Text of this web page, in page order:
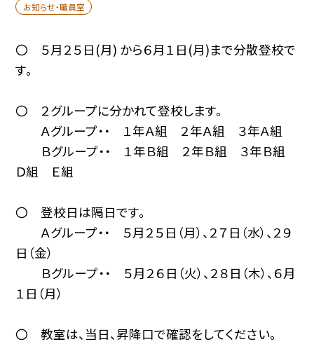
お知らせ・職員室
〇 ５月２５日(月) から６月１日(月)まで分散登校で
す。
〇 ２グループに分かれて登校します。
Ａグループ・・ １年Ａ組 ２年Ａ組 ３年Ａ組
Ｂグループ・・ １年Ｂ組 ２年Ｂ組 ３年Ｂ組
Ｄ組 Ｅ組
〇 登校日は隔日です。
Ａグループ・・ ５月２５日（月）、２７日（水）、２９
日（金）
Ｂグループ・・ ５月２６日（火）、２８日（木）、６月
１日（月）
〇 教室は、当日、昇降口で確認をしてください。